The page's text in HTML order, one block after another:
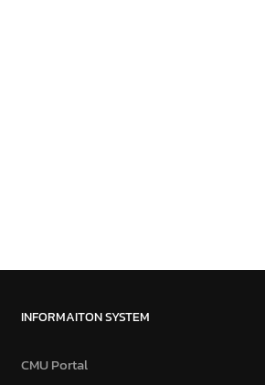
INFORMAITON SYSTEM
CMU Portal